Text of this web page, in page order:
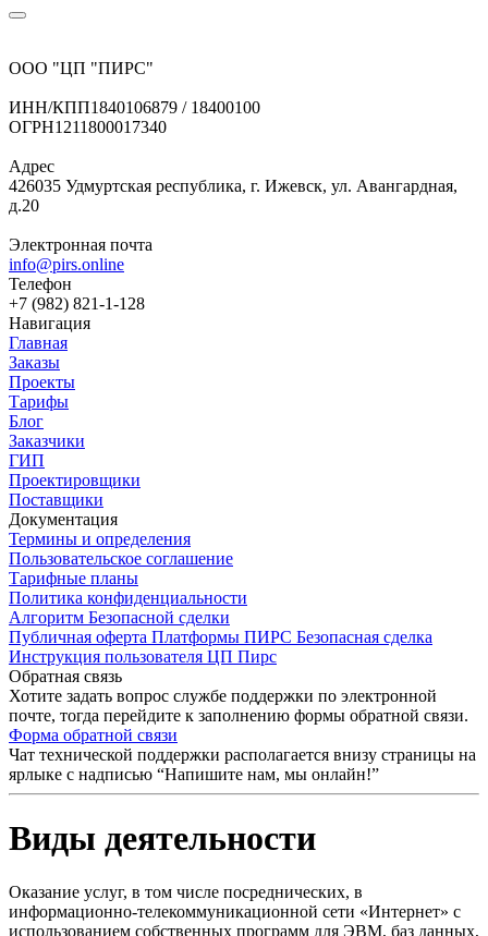
ООО "ЦП "ПИРС"
ИНН/КПП1840106879 / 18400100
ОГРН1211800017340
Адрес
426035 Удмуртская республика, г. Ижевск, ул. Авангардная,
д.20
Электронная почта
info@pirs.online
Телефон
+7 (982) 821-1-128
Навигация
Главная
Заказы
Проекты
Тарифы
Блог
Заказчики
ГИП
Проектировщики
Поставщики
Документация
Термины и определения
Пользовательское соглашение
Тарифные планы
Политика конфиденциальности
Алгоритм Безопасной сделки
Публичная оферта Платформы ПИРС Безопасная сделка
Инструкция пользователя ЦП Пирс
Обратная связь
Хотите задать вопрос службе поддержки по электронной
почте, тогда перейдите к заполнению формы обратной связи.
Форма обратной связи
Чат технической поддержки располагается внизу страницы на
ярлыке с надписью “Напишите нам, мы онлайн!”
Виды деятельности
Оказание услуг, в том числе посреднических, в
информационно-телекоммуникационной сети «Интернет» с
использованием собственных программ для ЭВМ, баз данных,